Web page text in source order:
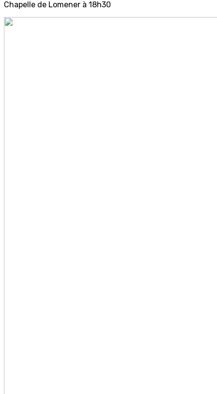
Chapelle de Lomener à 18h30